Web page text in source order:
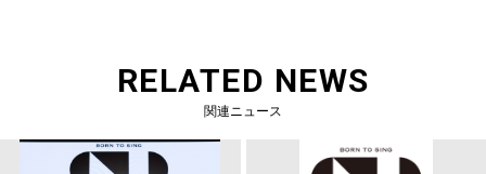
RELATED NEWS
関連ニュース